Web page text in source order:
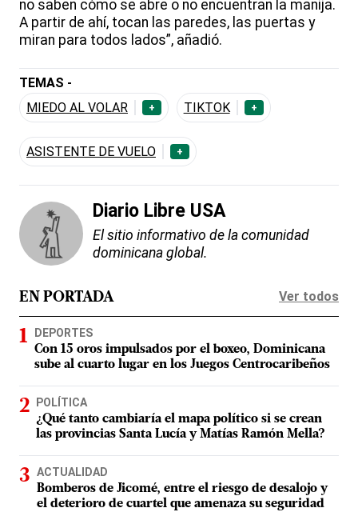
no saben cómo se abre o no encuentran la manija.
A partir de ahí, tocan las paredes, las puertas y
miran para todos lados”, añadió.
TEMAS -
MIEDO AL VOLAR
+ TIKTOK +
ASISTENTE DE VUELO +
Diario Libre USA
El sitio informativo de la comunidad
dominicana global.
EN PORTADA Ver todos
DEPORTES
Con 15 oros impulsados por el boxeo, Dominicana
sube al cuarto lugar en los Juegos Centrocaribeños
POLÍTICA
¿Qué tanto cambiaría el mapa político si se crean
las provincias Santa Lucía y Matías Ramón Mella?
ACTUALIDAD
Bomberos de Jicomé, entre el riesgo de desalojo y
el deterioro de cuartel que amenaza su seguridad